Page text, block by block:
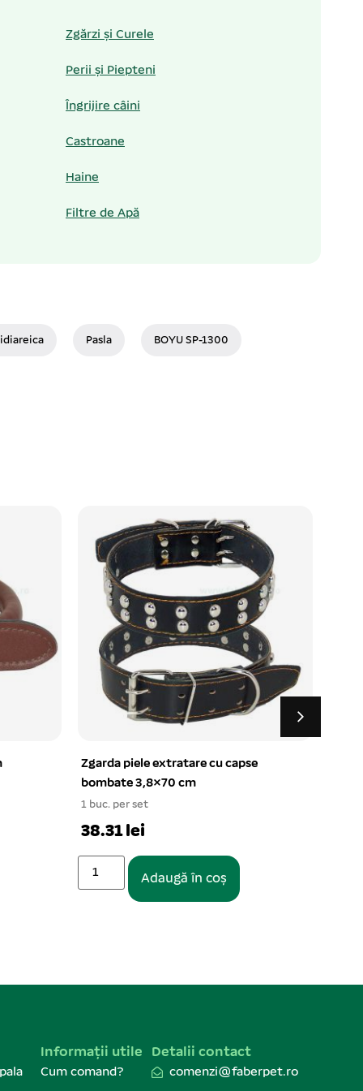
Zgărzi și Curele
Perii și Piepteni
Îngrijire câini
Castroane
Haine
Filtre de Apă
Pasla BOYU SP-1300
Haina fas captusita cu gluga si
dunga M – 12# rosu
1 buc. per set
48.41 lei
Adaugă în coș
Informații utile
Cum comand?
Detalii contact
comenzi@faberpet.ro